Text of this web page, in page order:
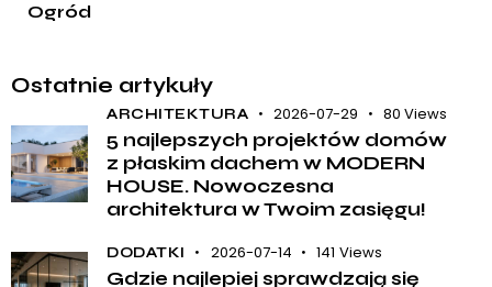
Ogród
Ostatnie artykuły
ARCHITEKTURA 2026-07-29 80 Views
5 najlepszych projektów domów
z płaskim dachem w MODERN
HOUSE. Nowoczesna
architektura w Twoim zasięgu!
DODATKI 2026-07-14 141 Views
Gdzie najlepiej sprawdzają się